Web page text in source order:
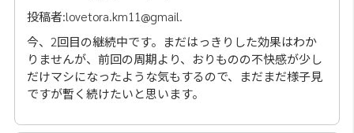
投稿者:lovetora.km11@gmail.
今、2回目の継続中です。まだはっきりした効果はわか
りませんが、前回の周期より、おりものの不快感が少し
だけマシになったような気もするので、まだまだ様子見
ですが暫く続けたいと思います。